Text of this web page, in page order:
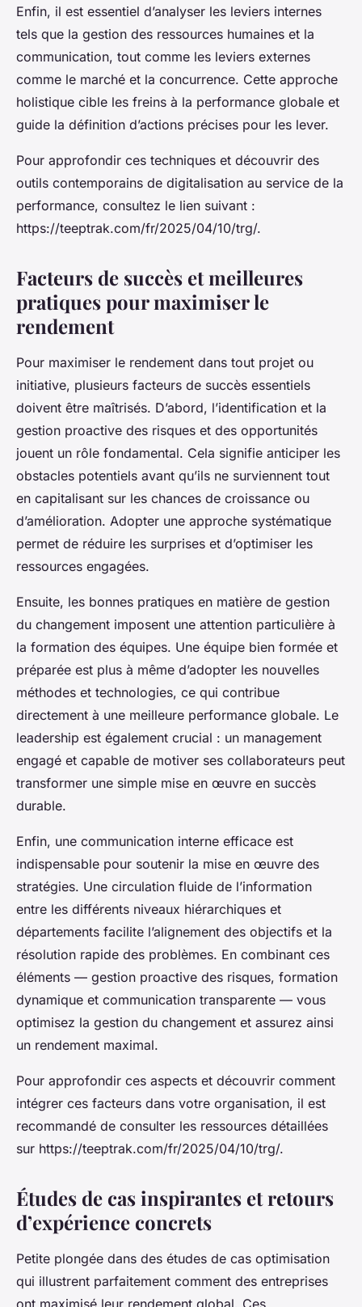
Enfin, il est essentiel d’analyser les leviers internes
tels que la gestion des ressources humaines et la
communication, tout comme les leviers externes
comme le marché et la concurrence. Cette approche
holistique cible les freins à la performance globale et
guide la définition d’actions précises pour les lever.
Pour approfondir ces techniques et découvrir des
outils contemporains de digitalisation au service de la
performance, consultez le lien suivant :
https://teeptrak.com/fr/2025/04/10/trg/.
Facteurs de succès et meilleures
pratiques pour maximiser le
rendement
Pour maximiser le rendement dans tout projet ou
initiative, plusieurs facteurs de succès essentiels
doivent être maîtrisés. D’abord, l’identification et la
gestion proactive des risques et des opportunités
jouent un rôle fondamental. Cela signifie anticiper les
obstacles potentiels avant qu’ils ne surviennent tout
en capitalisant sur les chances de croissance ou
d’amélioration. Adopter une approche systématique
permet de réduire les surprises et d’optimiser les
ressources engagées.
Ensuite, les bonnes pratiques en matière de gestion
du changement imposent une attention particulière à
la formation des équipes. Une équipe bien formée et
préparée est plus à même d’adopter les nouvelles
méthodes et technologies, ce qui contribue
directement à une meilleure performance globale. Le
leadership est également crucial : un management
engagé et capable de motiver ses collaborateurs peut
transformer une simple mise en œuvre en succès
durable.
Enfin, une communication interne efficace est
indispensable pour soutenir la mise en œuvre des
stratégies. Une circulation fluide de l’information
entre les différents niveaux hiérarchiques et
départements facilite l’alignement des objectifs et la
résolution rapide des problèmes. En combinant ces
éléments — gestion proactive des risques, formation
dynamique et communication transparente — vous
optimisez la gestion du changement et assurez ainsi
un rendement maximal.
Pour approfondir ces aspects et découvrir comment
intégrer ces facteurs dans votre organisation, il est
recommandé de consulter les ressources détaillées
sur https://teeptrak.com/fr/2025/04/10/trg/.
Études de cas inspirantes et retours
d’expérience concrets
Petite plongée dans des études de cas optimisation
qui illustrent parfaitement comment des entreprises
ont maximisé leur rendement global. Ces